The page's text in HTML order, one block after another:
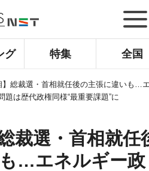
グ 特集 全国
】総裁選・首相就任後の主張に違いも…
題は歴代政権同様“最重要課題”に
裁選・首相就任
…エネルギー政